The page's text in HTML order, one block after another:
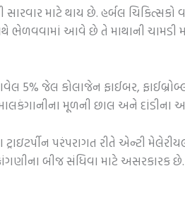
માટે થાય છે. હર્બલ
આવે છે તે માથાની ચામડી માટે
5% જેલ કોલાજેન ફાઈબર,
મૂળની છાલ અને દાંડીના
પરંપરાગત રીતે એન્ટી
બીજ સંધિવા માટે